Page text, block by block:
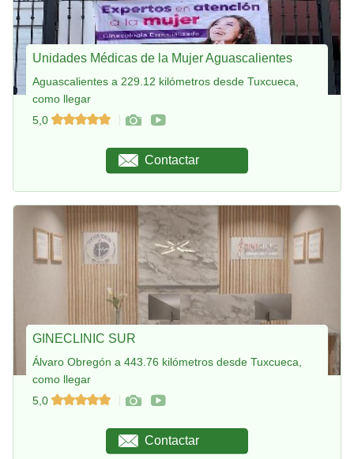
Unidades Médicas de la Mujer Aguascalientes
Aguascalientes a 229.12 kilómetros desde Tuxcueca,
como llegar
5,0
Contactar
GINECLINIC SUR
Álvaro Obregón a 443.76 kilómetros desde Tuxcueca,
como llegar
5,0
Contactar